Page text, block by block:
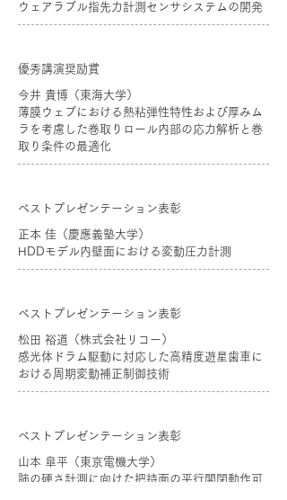
ウェアラブル指先力計測センサシステムの開発
優秀講演奨励賞
今井 貴博（東海大学）
薄膜ウェブにおける熱粘弾性特性および厚みム
ラを考慮した巻取りロール内部の応力解析と巻
取り条件の最適化
ベストプレゼンテーション表彰
正本 佳（慶應義塾大学）
HDDモデル内壁面における変動圧力計測
ベストプレゼンテーション表彰
松田 裕道（株式会社リコー）
感光体ドラム駆動に対応した高精度遊星歯車に
おける周期変動補正制御技術
ベストプレゼンテーション表彰
山本 皐平（東京電機大学）
肺の硬さ計測に向けた把持面の平行開閉動作可